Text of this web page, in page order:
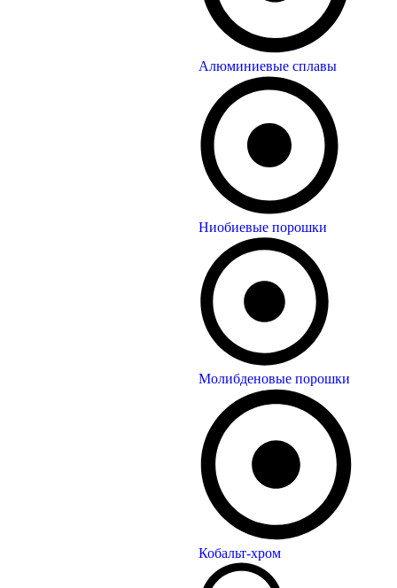
Алюминиевые сплавы
Ниобиевые порошки
Молибденовые порошки
Кобальт-хром